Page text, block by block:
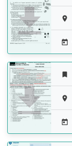
 




